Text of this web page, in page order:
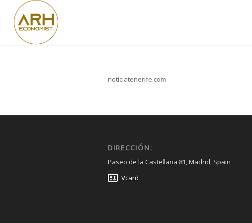
noticiatenerife.com
DIRECCIÓN:
Paseo de la Castellana 81, Madrid, Spain
Vcard